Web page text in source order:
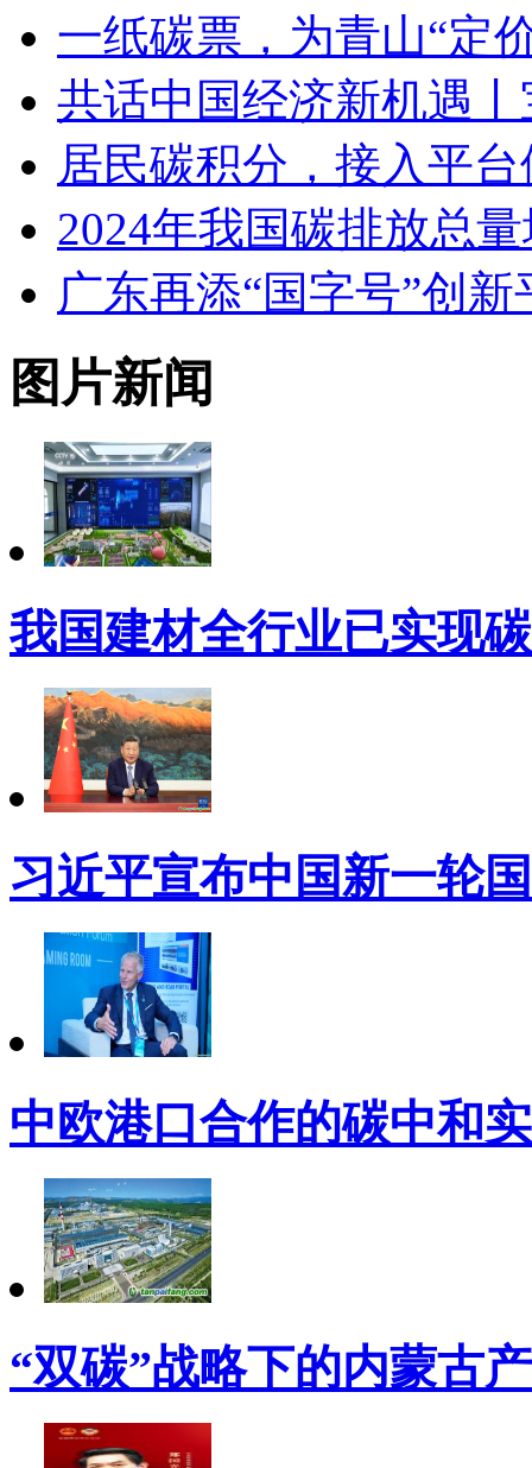
一纸碳票，为青山“定
共话中国经济新机遇
居民碳积分，接入平
2024年我国碳排放总
广东再添“国字号”创
图片新闻
我国建材全行业已实现
习近平宣布中国新一轮
中欧港口合作的碳中和
“双碳”战略下的内蒙古